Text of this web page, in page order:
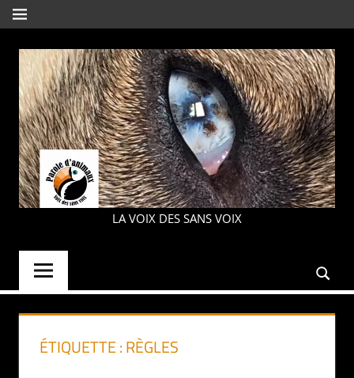
Aller
au
contenu
MENU
PAROLE
LA VOIX DES SANS VOIX
ÉTIQUETTE :RÈGLES